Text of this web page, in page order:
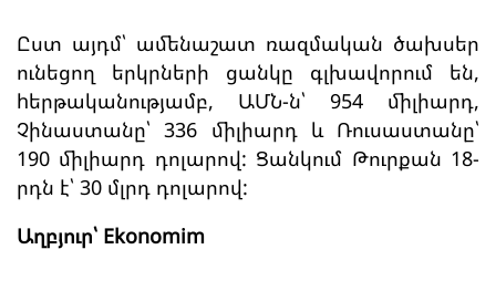
Ըստ այդմ՝ ամենաշատ ռազմական ծախսեր
ունեցող երկրների ցանկը գլխավորում են,
hերթականությամբ, ԱՄՆ-ն՝ 954 միլիարդ,
Չինաստանը՝ 336 միլիարդ և Ռուսաստանը՝
190 միլիարդ դոլարով: Ցանկում Թուրքան 18-
րդն է՝ 30 մլրդ դոլարով:
Աղբյուր՝ Ekonomim